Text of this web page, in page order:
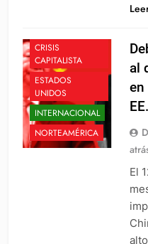
CRISIS
CAPITALISTA
ESTADOS
UNIDOS
INTERNACIONAL
NORTEAMÉRICA
al
en
El